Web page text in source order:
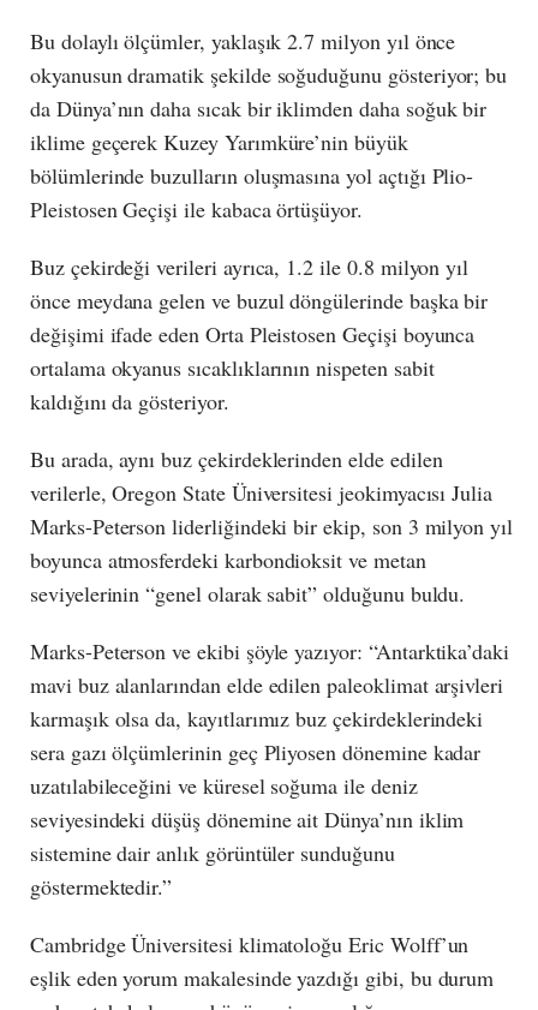
Bu dolaylı ölçümler, yaklaşık 2.7 milyon yıl önce
okyanusun dramatik şekilde soğuduğunu gösteriyor; bu
da Dünya’nın daha sıcak bir iklimden daha soğuk bir
iklime geçerek Kuzey Yarımküre’nin büyük
bölümlerinde buzulların oluşmasına yol açtığı Plio-
Pleistosen Geçişi ile kabaca örtüşüyor.
Buz çekirdeği verileri ayrıca, 1.2 ile 0.8 milyon yıl
önce meydana gelen ve buzul döngülerinde başka bir
değişimi ifade eden Orta Pleistosen Geçişi boyunca
ortalama okyanus sıcaklıklarının nispeten sabit
kaldığını da gösteriyor.
Bu arada, aynı buz çekirdeklerinden elde edilen
verilerle, Oregon State Üniversitesi jeokimyacısı Julia
Marks-Peterson liderliğindeki bir ekip, son 3 milyon yıl
boyunca atmosferdeki karbondioksit ve metan
seviyelerinin “genel olarak sabit” olduğunu buldu.
Marks-Peterson ve ekibi şöyle yazıyor: “Antarktika’daki
mavi buz alanlarından elde edilen paleoklimat arşivleri
karmaşık olsa da, kayıtlarımız buz çekirdeklerindeki
sera gazı ölçümlerinin geç Pliyosen dönemine kadar
uzatılabileceğini ve küresel soğuma ile deniz
seviyesindeki düşüş dönemine ait Dünya’nın iklim
sistemine dair anlık görüntüler sunduğunu
göstermektedir.”
Cambridge Üniversitesi klimatoloğu Eric Wolff’un
eşlik eden yorum makalesinde yazdığı gibi, bu durum